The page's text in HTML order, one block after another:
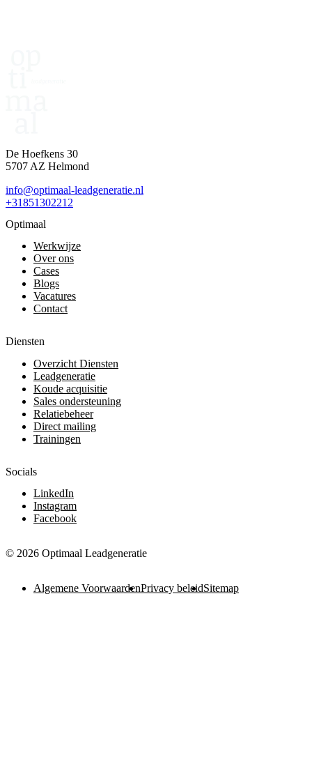
De Hoefkens 30
5707 AZ Helmond
info@optimaal-leadgeneratie.nl
+31851302212
Optimaal
Werkwijze
Over ons
Cases
Blogs
Vacatures
Contact
Diensten
Overzicht Diensten
Leadgeneratie
Koude acquisitie
Sales ondersteuning
Relatiebeheer
Direct mailing
Trainingen
Socials
LinkedIn
Instagram
Facebook
© 2026 Optimaal Leadgeneratie
Algemene VoorwaardenPrivacy beleidSitemap